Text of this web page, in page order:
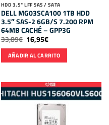
HDD 3.5" LFF SAS / SATA
DELL MG03SCA100 1TB HDD
3.5″ SAS-2 6GB/S 7.200 RPM
64MB CACHÉ – GPP3G
33,89€ El
precio
original
era:
33,89€.
16,95€El
actual
es:
16,95€.
AÑADIR AL CARRITO